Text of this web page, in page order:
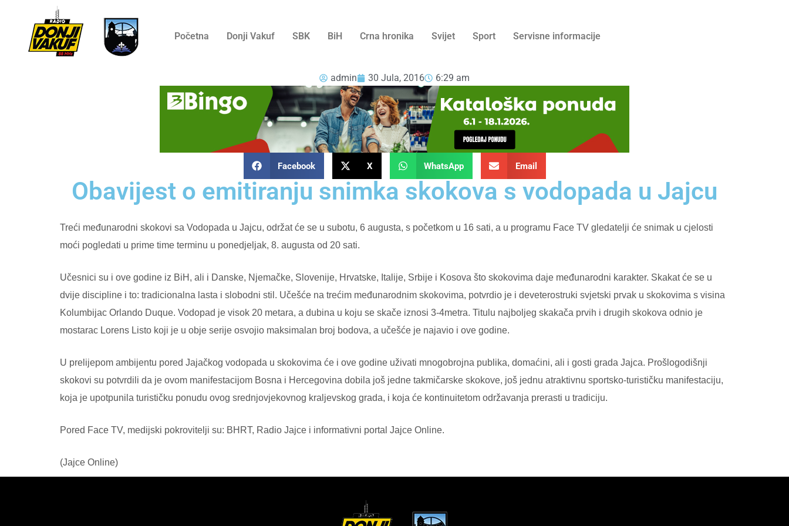
Početna Donji Vakuf SBK BiH Crna hronika Svijet Sport Servisne informacije
admin 30 Jula, 2016 6:29 am
Facebook X WhatsApp Email
Obavijest o emitiranju snimka skokova s vodopada u Jajcu
Treći međunarodni skokovi sa Vodopada u Jajcu, održat će se u subotu, 6 augusta, s početkom u 16 sati, a u programu Face TV gledatelji će snimak u cjelosti
moći pogledati u prime time terminu u ponedjeljak, 8. augusta od 20 sati.
Učesnici su i ove godine iz BiH, ali i Danske, Njemačke, Slovenije, Hrvatske, Italije, Srbije i Kosova što skokovima daje međunarodni karakter. Skakat će se u
dvije discipline i to: tradicionalna lasta i slobodni stil. Učešće na trećim međunarodnim skokovima, potvrdio je i deveterostruki svjetski prvak u skokovima s visina
Kolumbijac Orlando Duque. Vodopad je visok 20 metara, a dubina u koju se skače iznosi 3-4metra. Titulu najboljeg skakača prvih i drugih skokova odnio je
mostarac Lorens Listo koji je u obje serije osvojio maksimalan broj bodova, a učešće je najavio i ove godine.
U prelijepom ambijentu pored Jajačkog vodopada u skokovima će i ove godine uživati mnogobrojna publika, domaćini, ali i gosti grada Jajca. Prošlogodišnji
skokovi su potvrdili da je ovom manifestacijom Bosna i Hercegovina dobila još jedne takmičarske skokove, još jednu atraktivnu sportsko-turističku manifestaciju,
koja je upotpunila turističku ponudu ovog srednjovjekovnog kraljevskog grada, i koja će kontinuitetom održavanja prerasti u tradiciju.
Pored Face TV, medijski pokrovitelji su: BHRT, Radio Jajce i informativni portal Jajce Online.
(Jajce Online)